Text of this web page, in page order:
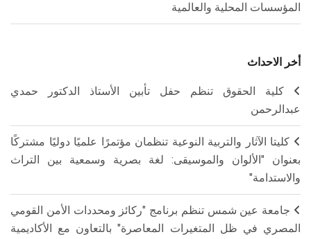
المؤسسات المحلية والعالمية
أخر الاحداث
كلية الحقوق تنظم حفل تأبين الأستاذ الدكتور حمدي
عبدالرحمن
كليتا الآثار والتربية النوعية تنظمان مؤتمرًا علميًا دوليًا مشتركًا
بعنوان "الألوان والموسيقى: لغة بصرية وسمعية بين التراث
والاستدامة"
جامعة عين شمس تنظم برنامج "ركائز ومحددات الأمن القومي
المصري في ظل المتغيرات المعاصرة" بالتعاون مع الأكاديمية